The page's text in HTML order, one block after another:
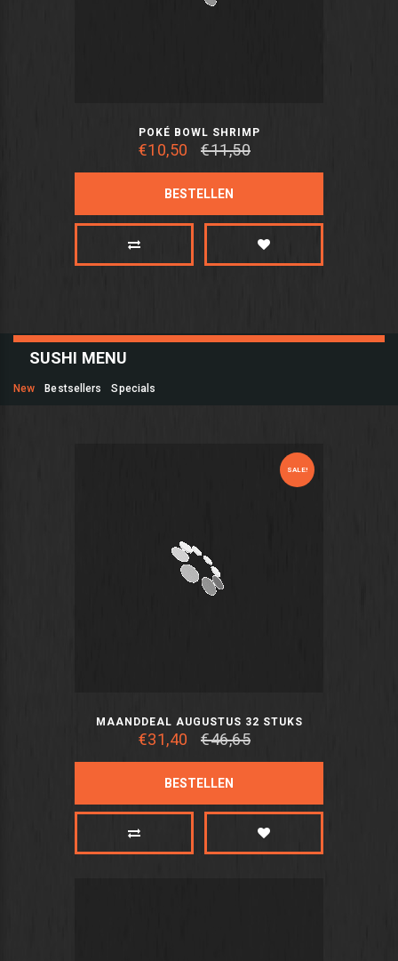
POKÉ BOWL SHRIMP
€10,50 €11,50
BESTELLEN
SUSHI MENU
New Bestsellers Specials
SALE!
MAANDDEAL AUGUSTUS 32 STUKS
€31,40 €46,65
BESTELLEN